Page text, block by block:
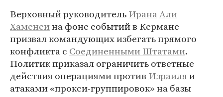
Верховный руководительИранаАли
Хаменеина фоне событий в Кермане
призвал командующих избегать прямого
конфликта с Соединенными Штатами.
Политик приказал ограничить ответные
действия операциями против Израиляи
атаками «прокси-группировок» на базы